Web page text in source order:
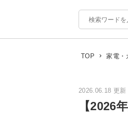
TOP 家電・
2026.06.18 更新
【2026